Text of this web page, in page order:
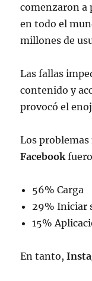
comenzaron
en todo el
millones de
Las fallas
contenido y
provocó el
Los problemas
Facebook
56% Carga
29% Iniciar
15%
En tanto,